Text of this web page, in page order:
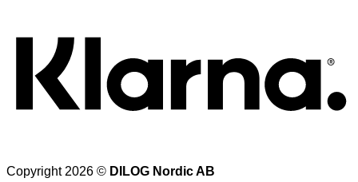
Copyright 2026 © DILOG Nordic AB